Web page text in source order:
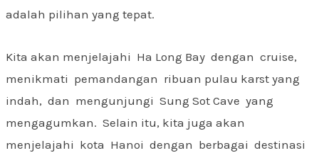
adalah pilihan yang tepat.
Kita akan menjelajahi Ha Long Bay dengan cruise,
menikmati pemandangan ribuan pulau karst yang
indah, dan mengunjungi Sung Sot Cave yang
mengagumkan. Selain itu, kita juga akan
menjelajahi kota Hanoi dengan berbagai destinasi